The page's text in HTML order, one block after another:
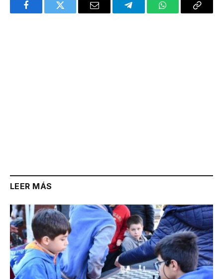
FacebookTwitter Email TelegramWhatsAppCopy
LEER MÁS